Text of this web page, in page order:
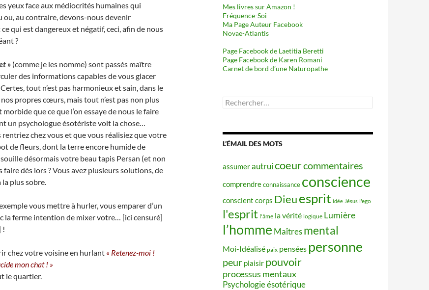
yeux face aux médiocrités humaines qui
ou, au contraire, devons-nous devenir
qui est dangereux et négatif, ceci, afin de nous
?
» (comme je les nomme) sont passés maître
des informations capables de vous glacer
tout n’est pas harmonieux et sain, dans le
propres cœurs, mais tout n’est pas non plus
que ce que l’on essaye de nous le faire
un psychologue ésotériste voit la chose…
chez vous et que vous réalisiez que votre
de fleurs, dont la terre encore humide de
souille désormais votre beau tapis Persan (et non
faire dès lors ? Vous avez plusieurs solutions, de
plus sobre.
vous mettre à hurler, vous emparer d’un
la ferme intention de mixer votre… [ici censuré]
!
chez votre voisine en hurlant « Retenez-moi !
mon chat ! »
le quartier.
Mes livres sur Amazon !
Fréquence-Soi
Ma Page Auteur Facebook
Novae-Atlantis
Page Facebook de Laetitia Beretti
Page Facebook de Karen Romani
Carnet de bord d’une Naturopathe
Rechercher :
L’ÉMAIL DES MOTS
assumerautruicoeurcommentaires
comprendreconnaissance conscience
conscient corps Dieuesprit idée Jésus l'ego
l'esprit l'âme la vérité logique Lumière
l’homme Maîtres mental
Moi-Idéalisé paix pensées personne
peur plaisir pouvoir
processus mentaux
Psychologie ésotérique